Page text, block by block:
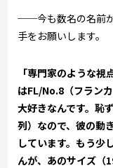
──今も数名の名前
手をお願いします。
「専門家のような
はFL/No.8（フラン
大好きなんです。恥
列）なので、彼の動
しています。もう少
んが、あのサイズ（